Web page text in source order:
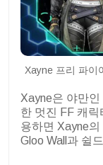
Xayne 프리 파이
Xayne은 야만
한 멋진 FF 캐
용하면 Xayne
Gloo Wall과 쉴